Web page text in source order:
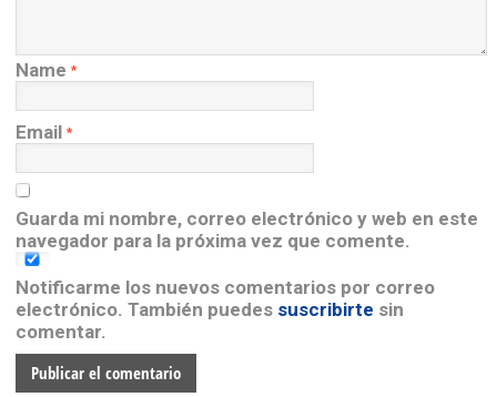
Name *
Email *
Guarda mi nombre, correo electrónico y web en este
navegador para la próxima vez que comente.
Notificarme los nuevos comentarios por correo
electrónico. También puedes suscribirte sin
comentar.